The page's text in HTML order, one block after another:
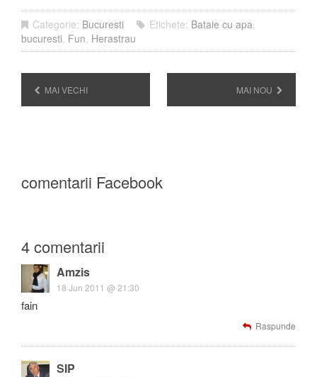
Categorie: Bucuresti Etichete: Bataie cu apa,
bucuresti, Fun, Herastrau
MAI VECHI MAI NOU
comentarii Facebook
4 comentarii
Amzis
18 Jun 2011 @ 21:30
fain
Raspunde
SIP